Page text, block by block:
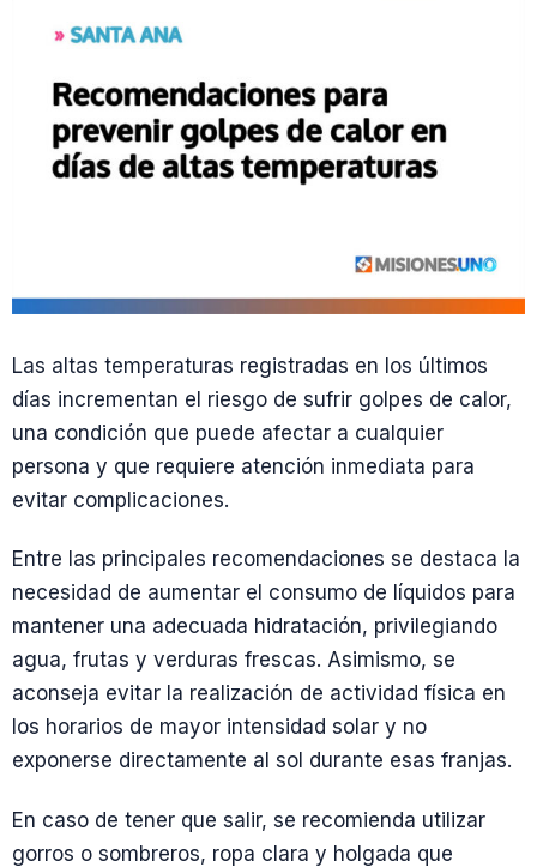
Las altas temperaturas registradas en los últimos
días incrementan el riesgo de sufrir golpes de calor,
una condición que puede afectar a cualquier
persona y que requiere atención inmediata para
evitar complicaciones.
Entre las principales recomendaciones se destaca la
necesidad de aumentar el consumo de líquidos para
mantener una adecuada hidratación, privilegiando
agua, frutas y verduras frescas. Asimismo, se
aconseja evitar la realización de actividad física en
los horarios de mayor intensidad solar y no
exponerse directamente al sol durante esas franjas.
En caso de tener que salir, se recomienda utilizar
gorros o sombreros, ropa clara y holgada que